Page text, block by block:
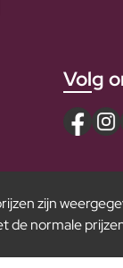
Volg
zijn
de normale